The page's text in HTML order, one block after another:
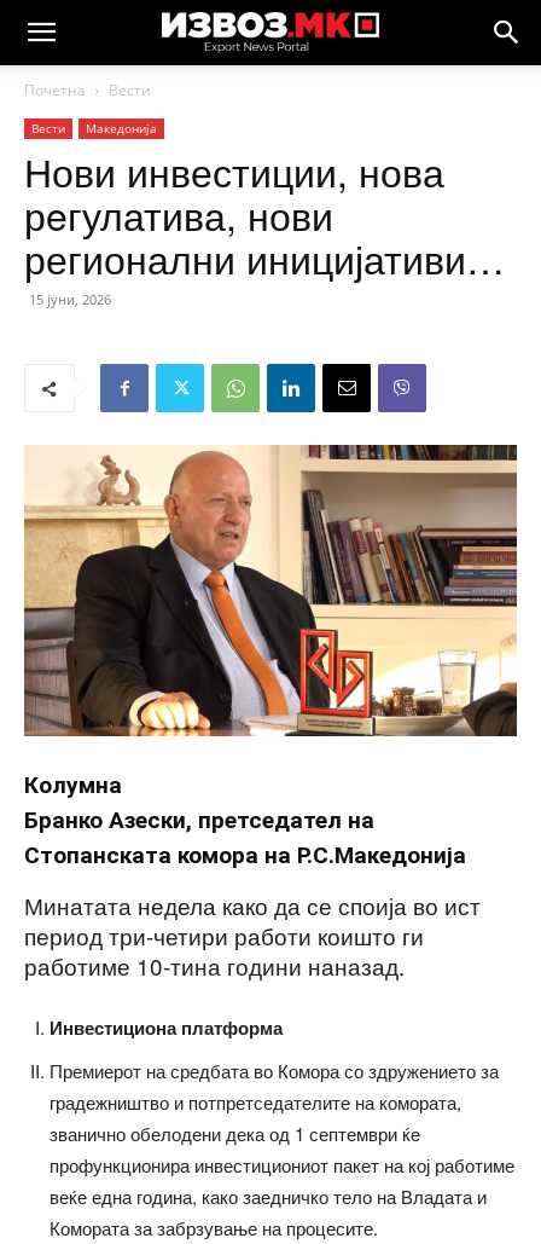
Почетна Вести
Вести Македонија
Нови инвестиции, нова
рeгулатива, нови
регионални иницијативи…
15 јуни, 2026
Колумна
Бранко Азески, претседател на
Стопанската комора на Р.С.Македонија
Минатата недела како да се споија во ист
период три-четири работи коишто ги
работиме 10-тина години наназад.
Инвестициона платформа
Премиерот на средбата во Комора со здружението за
градежништво и потпретседателите на комората,
званично обелодени дека од 1 септември ќе
профункционира инвестициониот пакет на кој работиме
веќе една година, како заедничко тело на Владата и
Комората за забрзување на процесите.